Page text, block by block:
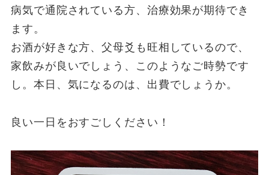
病気で通院されている方、治療効果が期待でき
ます。
お酒が好きな方、父母爻も旺相しているので、
家飲みが良いでしょう、このようなご時勢です
し。本日、気になるのは、出費でしょうか。
良い一日をおすごしください！